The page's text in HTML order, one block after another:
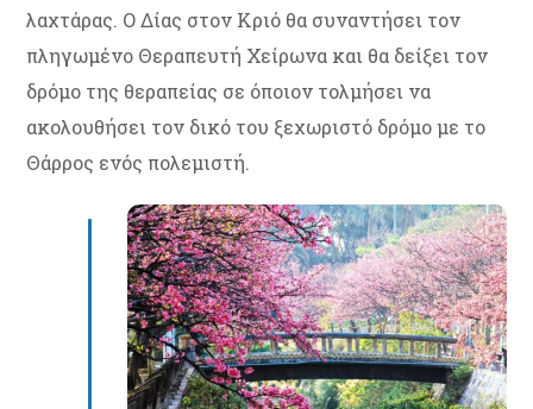
λαχτάρας. Ο Δίας στον Κριό θα συναντήσει τον
πληγωμένο Θεραπευτή Χείρωνα και θα δείξει τον
δρόμο της θεραπείας σε όποιον τολμήσει να
ακολουθήσει τον δικό του ξεχωριστό δρόμο με το
Θάρρος ενός πολεμιστή.